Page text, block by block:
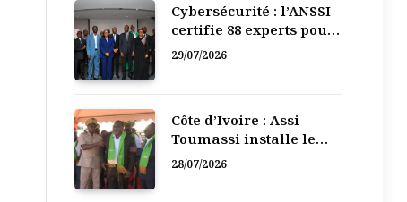
Cybersécurité : l’ANSSI
certifie 88 experts pour
renforcer la défense
29/07/2026
Côte d’Ivoire : Assi-
Toumassi installe le
bureau exécutif de sa
28/07/2026